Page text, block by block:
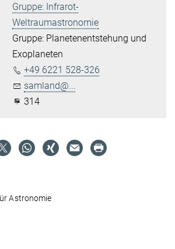
Gruppe: Infrarot-
Weltraumastronomie
Gruppe: Planetenentstehung und
Exoplaneten
+49 6221 528-326
samland@...
314
Astronomie